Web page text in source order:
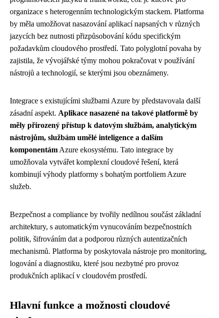
organizace s heterogenním technologickým stackem. Platforma
by měla umožňovat nasazování aplikací napsaných v různých
jazycích bez nutnosti přizpůsobování kódu specifickým
požadavkům cloudového prostředí. Tato polyglotní povaha by
zajistila, že vývojářské týmy mohou pokračovat v používání
nástrojů a technologií, se kterými jsou obeznámeny.
Integrace s existujícími službami Azure by představovala další
zásadní aspekt. Aplikace nasazené na takové platformě by
měly přirozený přístup k datovým službám, analytickým
nástrojům, službám umělé inteligence a dalším
komponentám Azure ekosystému. Tato integrace by
umožňovala vytvářet komplexní cloudové řešení, která
kombinují výhody platformy s bohatým portfoliem Azure
služeb.
Bezpečnost a compliance by tvořily nedílnou součást základní
architektury, s automatickým vynucováním bezpečnostních
politik, šifrováním dat a podporou různých autentizačních
mechanismů. Platforma by poskytovala nástroje pro monitoring,
logování a diagnostiku, které jsou nezbytné pro provoz
produkčních aplikací v cloudovém prostředí.
Hlavní funkce a možnosti cloudové